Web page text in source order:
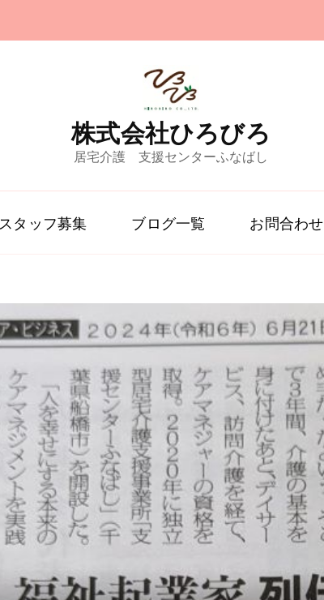
株式会社ひろびろ
居宅介護 支援センターふなばし
スタッフ募集 ブログ一覧 お問合わせ